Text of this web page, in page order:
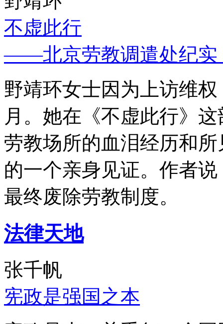
不虚此行
——北京劳教调遣处纪实
野靖环女士因为上访维
月。她在《不虚此行》
劳教场所的血泪经历和
的一个亲身见证。作者
最终废除劳教制度。
法律天地
张千帆
宪政是强国之本